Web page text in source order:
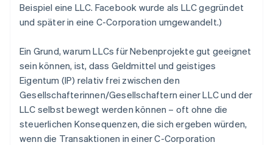
Beispiel eine LLC. Facebook wurde als LLC gegründet
und später in eine C-Corporation umgewandelt.)
Ein Grund, warum LLCs für Nebenprojekte gut geeignet
sein können, ist, dass Geldmittel und geistiges
Eigentum (IP) relativ frei zwischen den
Gesellschafterinnen/Gesellschaftern einer LLC und der
LLC selbst bewegt werden können – oft ohne die
steuerlichen Konsequenzen, die sich ergeben würden,
wenn die Transaktionen in einer C-Corporation